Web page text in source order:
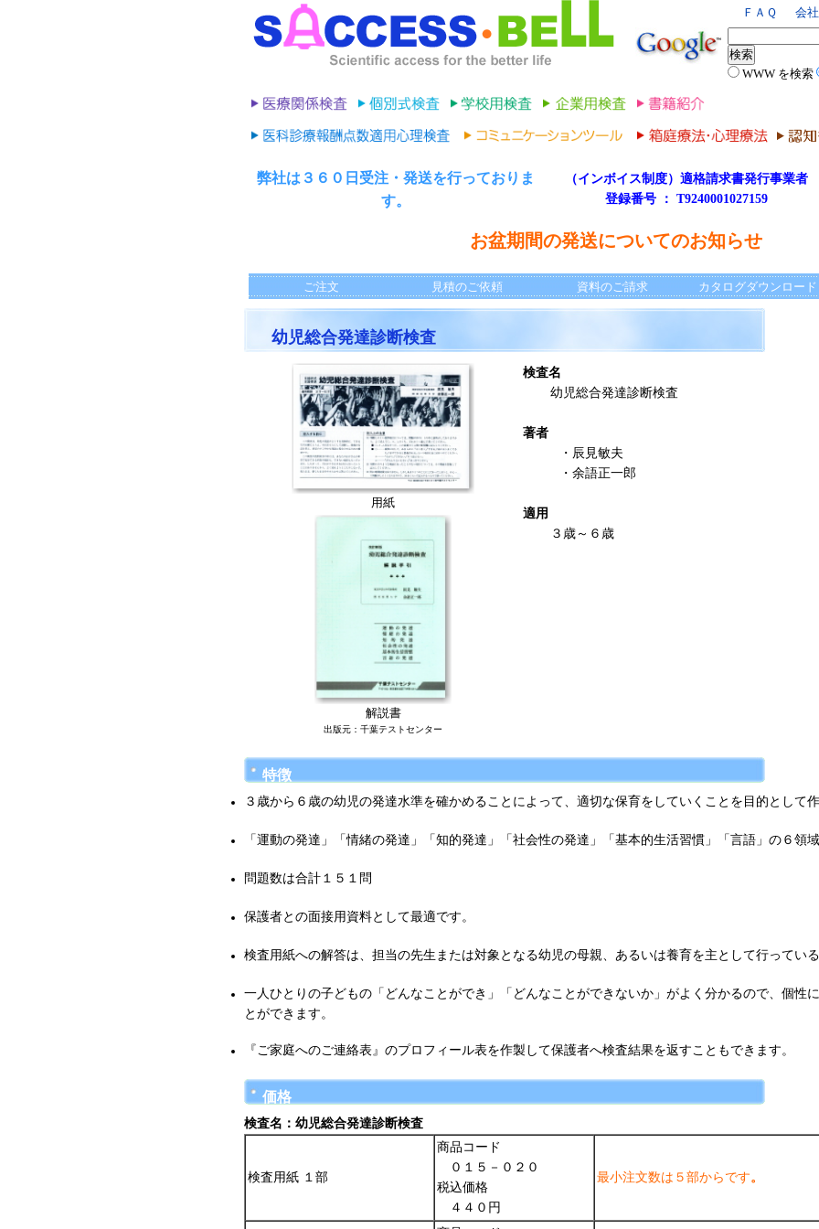
会
ＦＡＱ
WWW を検索
弊社は３６０日受注・発送を行っておりま
す。
（インボイス制度）適格請求書発行事業者
登録番号 ： T9240001027159
お盆期間の発送についてのお知らせ
ご注文 見積のご依頼 資料のご請求 カタログダウンロード
幼児総合発達診断検査
用紙
検査名
幼児総合発達診断検査
著者
・辰見敏夫
・余語正一郎
適用
３歳～６歳
解説書
出版元：千葉テストセンター
特徴
３歳から６歳の幼児の発達水準を確かめることによって、適切な保育をしていくことを目的として
「運動の発達」「情緒の発達」「知的発達」「社会性の発達」「基本的生活習慣」「言語」の６領域
問題数は合計１５１問
保護者との面接用資料として最適です。
検査用紙への解答は、担当の先生または対象となる幼児の母親、あるいは養育を主として行ってい
一人ひとりの子どもの「どんなことができ」「どんなことができないか」がよく分かるので、個性
とができます。
『ご家庭へのご連絡表』のプロフィール表を作製して保護者へ検査結果を返すこともできます。
価格
検査名：幼児総合発達診断検査
検査用紙 １部
商品コード
０１５－０２０
税込価格
４４０円
最小注文数は５部からです。